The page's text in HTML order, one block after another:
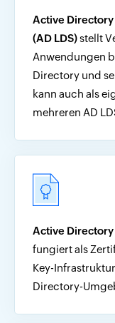
Active
(AD LDS)stellt
Anwendungen
Directory und
kann auch als
mehreren AD
Active Directory
fungiert als
Key-
Directory-